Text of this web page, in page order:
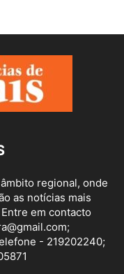
regional, onde
as notícias mais
em contacto
- 219202240;